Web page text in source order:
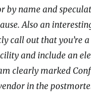
by name and
Also an
call out that you’re
and include an
clearly marked
in the